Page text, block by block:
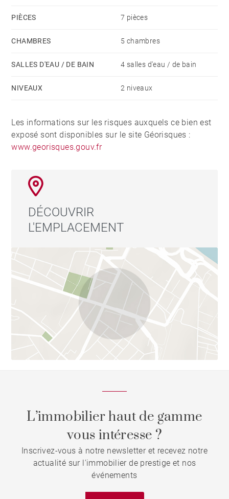
PIÈCES 7 pièces
CHAMBRES 5 chambres
SALLES D'EAU / DE BAIN 4 salles d'eau / de bain
NIVEAUX 2 niveaux
Les informations sur les risques auxquels ce bien est
exposé sont disponibles sur le site Géorisques :
www.georisques.gouv.fr
DÉCOUVRIR
L'EMPLACEMENT
L’immobilier haut de gamme
vous intéresse ?
Inscrivez-vous à notre newsletter et recevez notre
actualité sur l'immobilier de prestige et nos
événements